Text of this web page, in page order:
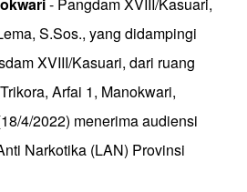
- Pangdam XVIII/Kasuari,
S.Sos., yang didampingi
XVIII/Kasuari, dari ruang
Arfai 1, Manokwari,
4/2022) menerima audiensi
Narkotika (LAN) Provinsi